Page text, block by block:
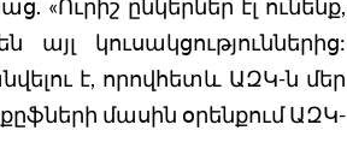
«Ուրիշ ընկերներ էլ ունենք,
կուսակցություններից:
է, որովհետև ԱԶԿ-ն մեր
մասին օրենքում ԱԶԿ-